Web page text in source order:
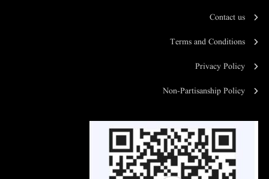
Contact us
Terms and Conditions
Privacy Policy
Non-Partisanship Policy